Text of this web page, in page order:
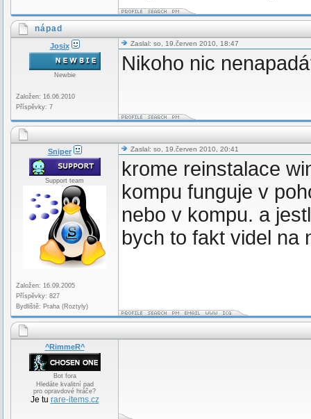
nápad
Josix
Newbie
Založen: 16.06.2010
Příspěvky: 7
Zaslal: so, 19.červen 2010, 18:47
Nikoho nic
Sniper
Support team
Založen: 16.09.2005
Příspěvky: 827
Bydliště: Praha (Roztyly)
Zaslal: so, 19.červen 2010, 20:41
krome reinstalace
kompu funguje v
nebo v kompu. a
bych to fakt videl na
^RimmeR^
Bot fora
Hledáte kvalitní pad
pro opravdové hráče?
Je tu rare-items.cz